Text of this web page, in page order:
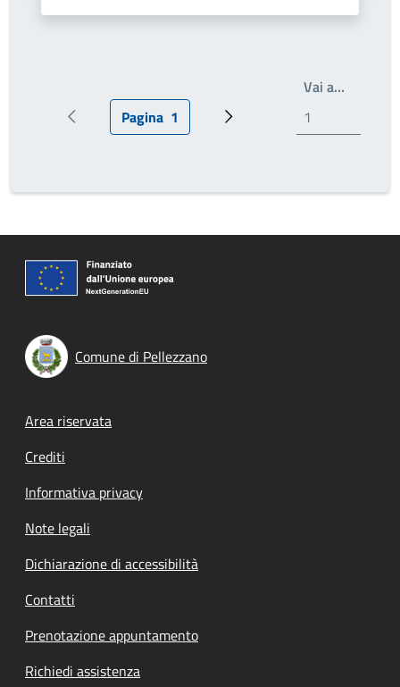
Pagina precedentePagina attuale
Pagina 1 Prossima pagina
Vai a…
Comune di Pellezzano
Footer menu
Area riservata
Crediti
Informativa privacy
Note legali
Dichiarazione di accessibilità
Contatti
Prenotazione appuntamento
Richiedi assistenza